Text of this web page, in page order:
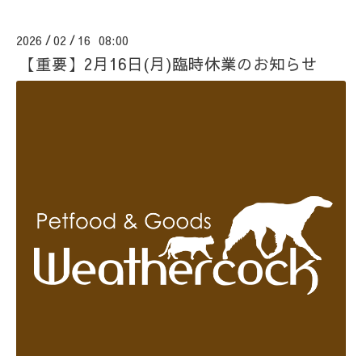
2026 /02 / 16 08:00
【重要】2月16日(月)臨時休業のお知らせ